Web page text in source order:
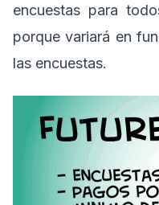
encuestas para
porque variará en
las encuestas.